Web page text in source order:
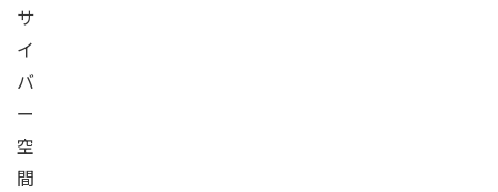
サ
イ
バ
ー
空
間